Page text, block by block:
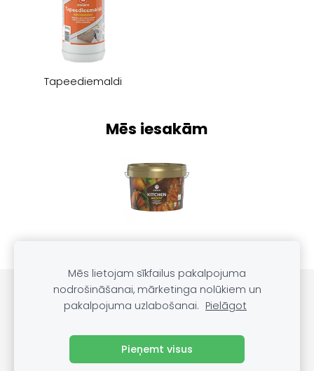
Mēs iesakām
Tapeediemaldi
PRODUKTU KATALOGS SĪKDATNES
Blogs
Mēs lietojam sīkfailus pakalpojuma
nodrošināšanai, mārketinga nolūkiem un
pakalpojuma uzlabošanai. Pielāgot
Pieņemt visus